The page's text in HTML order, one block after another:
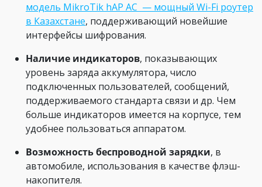
модель MikroTik hAP AC — мощный Wi-Fi роутер
в Казахстане, поддерживающий новейшие
интерфейсы шифрования.
Наличие индикаторов, показывающих
уровень заряда аккумулятора, число
подключенных пользователей, сообщений,
поддерживаемого стандарта связи и др. Чем
больше индикаторов имеется на корпусе, тем
удобнее пользоваться аппаратом.
Возможность беспроводной зарядки, в
автомобиле, использования в качестве флэш-
накопителя.